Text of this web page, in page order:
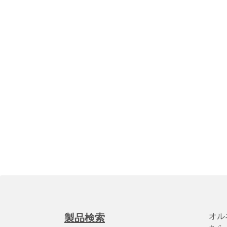
製品検索
オ